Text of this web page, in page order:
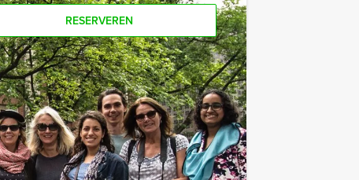
RESERVEREN
Vanaf€ 22,50p.p. excl. BTW